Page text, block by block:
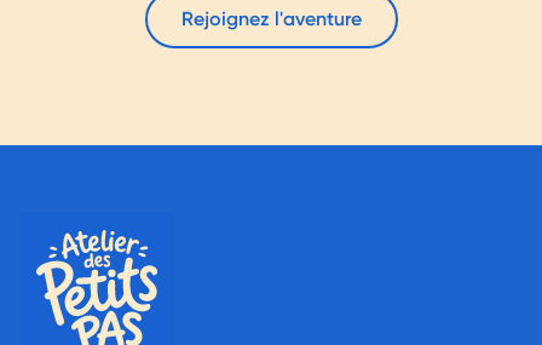
Rejoignez l'aventure